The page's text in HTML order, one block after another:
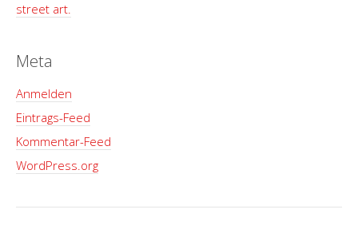
street art.
Meta
Anmelden
Eintrags-Feed
Kommentar-Feed
WordPress.org